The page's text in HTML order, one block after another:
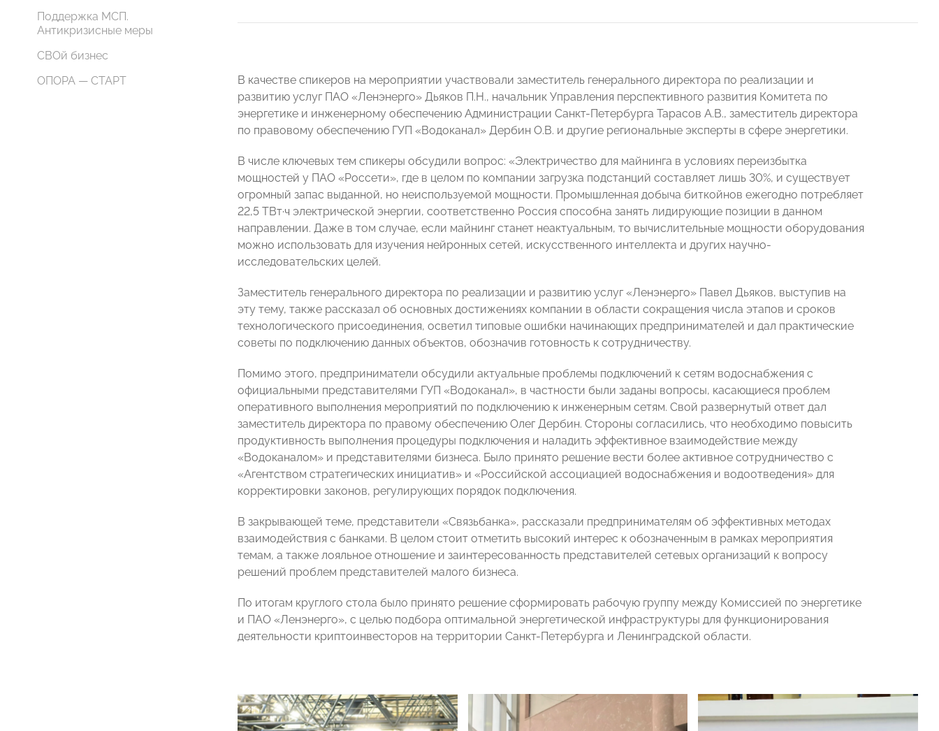
Поддержка МСП.
Антикризисные меры
СВОй бизнес
ОПОРА — СТАРТ
В качестве спикеров на мероприятии участвовали заместитель генерального директора по реализации и
развитию услуг ПАО «Ленэнерго» Дьяков П.Н., начальник Управления перспективного развития Комитета по
энергетике и инженерному обеспечению Администрации Санкт-Петербурга Тарасов А.В., заместитель директора
по правовому обеспечению ГУП «Водоканал» Дербин О.В. и другие региональные эксперты в сфере энергетики.
В числе ключевых тем спикеры обсудили вопрос: «Электричество для майнинга в условиях переизбытка
мощностей у ПАО «Россети», где в целом по компании загрузка подстанций составляет лишь 30%, и существует
огромный запас выданной, но неиспользуемой мощности. Промышленная добыча биткойнов ежегодно потребляет
22,5 ТВт·ч электрической энергии, соответственно Россия способна занять лидирующие позиции в данном
направлении. Даже в том случае, если майнинг станет неактуальным, то вычислительные мощности оборудования
можно использовать для изучения нейронных сетей, искусственного интеллекта и других научно-
исследовательских целей.
Заместитель генерального директора по реализации и развитию услуг «Ленэнерго» Павел Дьяков, выступив на
эту тему, также рассказал об основных достижениях компании в области сокращения числа этапов и сроков
технологического присоединения, осветил типовые ошибки начинающих предпринимателей и дал практические
советы по подключению данных объектов, обозначив готовность к сотрудничеству.
Помимо этого, предприниматели обсудили актуальные проблемы подключений к сетям водоснабжения с
официальными представителями ГУП «Водоканал», в частности были заданы вопросы, касающиеся проблем
оперативного выполнения мероприятий по подключению к инженерным сетям. Свой развернутый ответ дал
заместитель директора по правому обеспечению Олег Дербин. Стороны согласились, что необходимо повысить
продуктивность выполнения процедуры подключения и наладить эффективное взаимодействие между
«Водоканалом» и представителями бизнеса. Было принято решение вести более активное сотрудничество с
«Агентством стратегических инициатив» и «Российской ассоциацией водоснабжения и водоотведения» для
корректировки законов, регулирующих порядок подключения.
В закрывающей теме, представители «Связьбанка», рассказали предпринимателям об эффективных методах
взаимодействия с банками. В целом стоит отметить высокий интерес к обозначенным в рамках мероприятия
темам, а также лояльное отношение и заинтересованность представителей сетевых организаций к вопросу
решений проблем представителей малого бизнеса.
По итогам круглого стола было принято решение сформировать рабочую группу между Комиссией по энергетике
и ПАО «Ленэнерго», с целью подбора оптимальной энергетической инфраструктуры для функционирования
деятельности криптоинвесторов на территории Санкт-Петербурга и Ленинградской области.